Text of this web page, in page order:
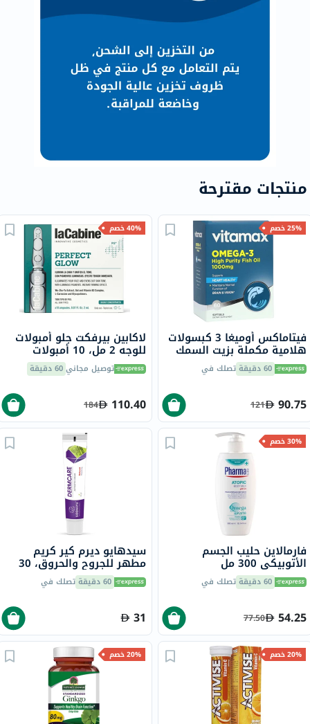
منتجات مقترحة
25% خصم
فيتاماكس أوميغا 3 كبسولات
هلامية مكملة بزيت السمك
1000 ملجم حزمة من 60 60 دقيقة تصلك في
90.75
121
40% خصم
لاكابين بيرفكت جلو أمبولات
للوجه 2 مل، 10 أمبولات
توصيل مجاني60 دقيقة
110.40
184
30% خصم
فارمالاين حليب الجسم
الأتوبيكي 300 مل
60 دقيقة تصلك في
54.25
77.50
سيدهايو ديرم كير كريم
مطهر للجروح والحروق، 30
جرام 60 دقيقة تصلك في
31
20% خصم 20% خصم